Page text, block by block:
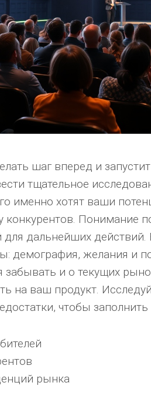
шаг вперед и
тщательное
именно хотят ваши
конкурентов. Понимание
для дальнейших
демография, желания и
забывать и о текущих
на ваш продукт.
чтобы
рынка